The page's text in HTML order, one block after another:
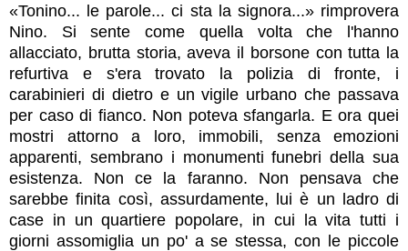
«Tonino... le parole... ci sta la signora...» rimprovera
Nino. Si sente come quella volta che l'hanno
allacciato, brutta storia, aveva il borsone con tutta la
refurtiva e s'era trovato la polizia di fronte, i
carabinieri di dietro e un vigile urbano che passava
per caso di fianco. Non poteva sfangarla. E ora quei
mostri attorno a loro, immobili, senza emozioni
apparenti, sembrano i monumenti funebri della sua
esistenza. Non ce la faranno. Non pensava che
sarebbe finita così, assurdamente, lui è un ladro di
case in un quartiere popolare, in cui la vita tutti i
giorni assomiglia un po' a se stessa, con le piccole